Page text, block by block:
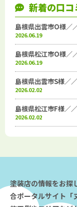
新着の口コ
島根県出雲市O様／
2026.06.19
島根県松江市O様／
2026.06.19
島根県出雲市S様／
2026.02.02
島根県松江市F様／
2026.02.02
塗装店の情報をお探
合ポータルサイト「